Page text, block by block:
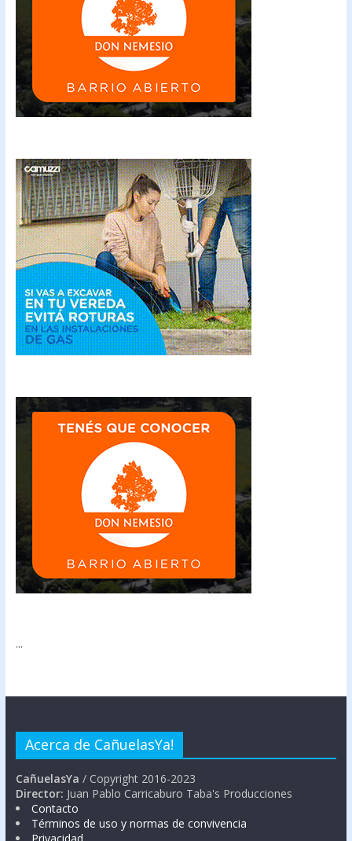
...
Acerca de CañuelasYa!
CañuelasYa / Copyright 2016-2023
Director: Juan Pablo Carricaburo Taba's Producciones
Contacto
Términos de uso y normas de convivencia